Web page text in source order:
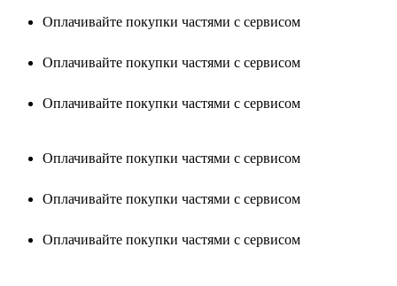
Оплачивайте покупки частями с сервисом
Оплачивайте покупки частями с сервисом
Оплачивайте покупки частями с сервисом
Оплачивайте покупки частями с сервисом
Оплачивайте покупки частями с сервисом
Оплачивайте покупки частями с сервисом